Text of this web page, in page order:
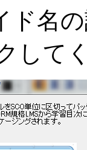
ド名
して